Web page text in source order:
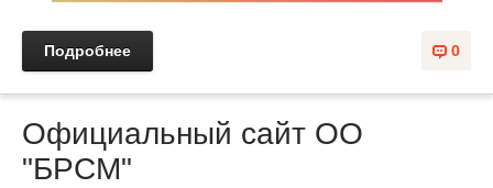
0
Подробнее
Официальный сайт ОО
"БРСМ"